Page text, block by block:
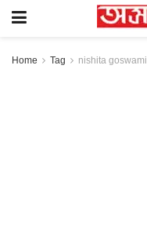
Home Tag nishita goswami